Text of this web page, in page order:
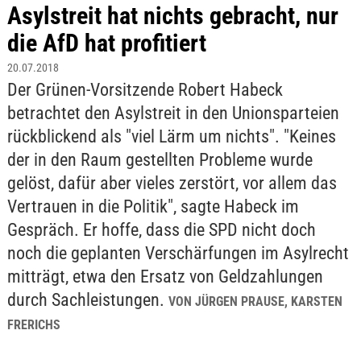
Asylstreit hat nichts gebracht, nur
die AfD hat profitiert
20.07.2018
Der Grünen-Vorsitzende Robert Habeck
betrachtet den Asylstreit in den Unionsparteien
rückblickend als "viel Lärm um nichts". "Keines
der in den Raum gestellten Probleme wurde
gelöst, dafür aber vieles zerstört, vor allem das
Vertrauen in die Politik", sagte Habeck im
Gespräch. Er hoffe, dass die SPD nicht doch
noch die geplanten Verschärfungen im Asylrecht
mitträgt, etwa den Ersatz von Geldzahlungen
durch Sachleistungen. VON JÜRGEN PRAUSE, KARSTEN
FRERICHS